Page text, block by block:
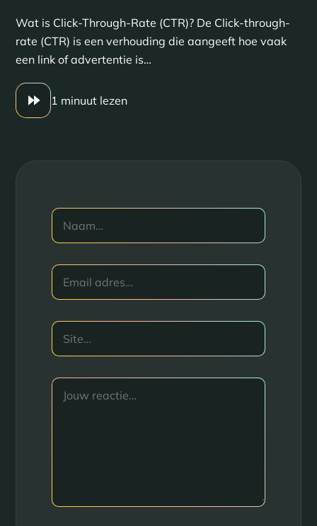
Wat is Click-Through-Rate (CTR)? De Click-through-
rate (CTR) is een verhouding die aangeeft hoe vaak
een link of advertentie is…
1 minuut lezen